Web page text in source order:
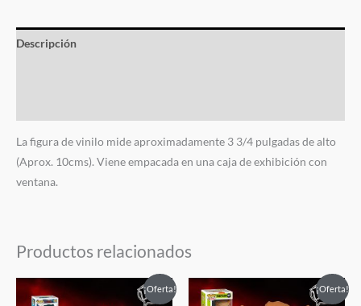
Descripción
La figura de vinilo mide aproximadamente 3 3/4 pulgadas de alto
(Aprox. 10cms). Viene empacada en una caja de exhibición con
ventana.
Productos relacionados
¡Oferta!
El
precioprecio
¡Oferta!
El
precio precio